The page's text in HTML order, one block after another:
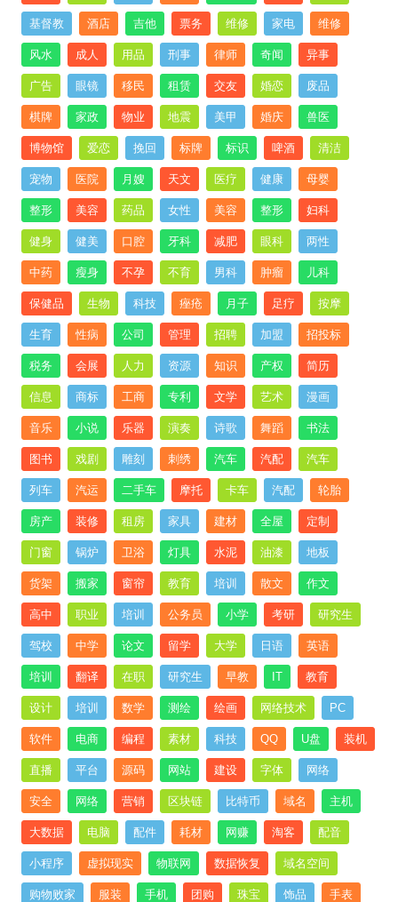
基督教 酒店 吉他 票务 维修 家电 维修
风水 成人 用品 刑事 律师 奇闻 异事
广告 眼镜 移民 租赁 交友 婚恋 废品
棋牌 家政 物业 地震 美甲 婚庆 兽医
博物馆 爱恋 挽回 标牌 标识 啤酒 清洁
宠物 医院 月嫂 天文 医疗 健康 母婴
整形 美容 药品 女性 美容 整形 妇科
健身 健美 口腔 牙科 减肥 眼科 两性
中药 瘦身 不孕 不育 男科 肿瘤 儿科
保健品 生物 科技 痤疮 月子 足疗 按摩
生育 性病 公司 管理 招聘 加盟 招投标
税务 会展 人力 资源 知识 产权 简历
信息 商标 工商 专利 文学 艺术 漫画
音乐 小说 乐器 演奏 诗歌 舞蹈 书法
图书 戏剧 雕刻 刺绣 汽车 汽配 汽车
列车 汽运 二手车 摩托 卡车 汽配 轮胎
房产 装修 租房 家具 建材 全屋 定制
门窗 锅炉 卫浴 灯具 水泥 油漆 地板
货架 搬家 窗帘 教育 培训 散文 作文
高中 职业 培训 公务员 小学 考研 研究生
驾校 中学 论文 留学 大学 日语 英语
培训 翻译 在职 研究生 早教 IT 教育
设计 培训 数学 测绘 绘画 网络技术 PC
软件 电商 编程 素材 科技 QQ U盘 装机
直播 平台 源码 网站 建设 字体 网络
安全 网络 营销 区块链 比特币 域名 主机
大数据 电脑 配件 耗材 网赚 淘客 配音
小程序 虚拟现实 物联网 数据恢复 域名空间
购物败家 服装 手机 团购 珠宝 饰品 手表